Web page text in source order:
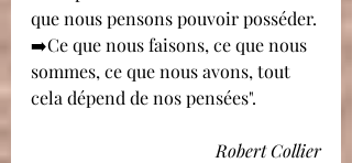
que nous pensons pouvoir posséder.
➡️Ce que nous faisons, ce que nous
sommes, ce que nous avons, tout
cela dépend de nos pensées".
Robert Collier